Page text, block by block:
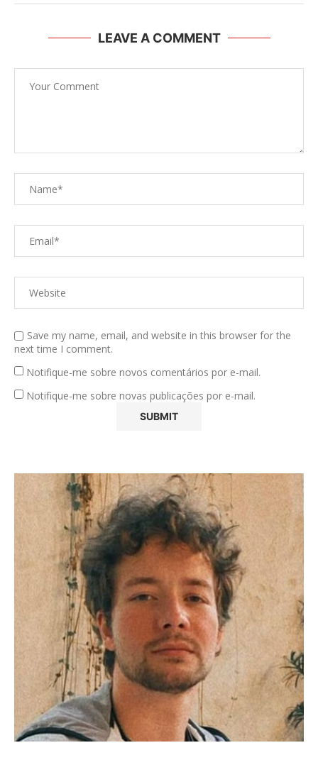
LEAVE A COMMENT
Save my name, email, and website in this browser for the
next time I comment.
Notifique-me sobre novos comentários por e-mail.
Notifique-me sobre novas publicações por e-mail.